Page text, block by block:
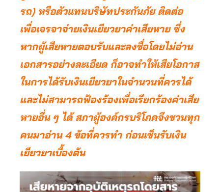
รถ) หรือตัวแทนบริษัทประกันภัย ติดต่อ
เพื่อเจรจาจ่ายเงินเยียวยาค่าเสียหาย ซึ่ง
หากผู้เสียหายตอบรับและลงชื่อโดยไม่อ่าน
เอกสารอย่างละเอียด ก็อาจทำให้เสียโอกาส
ในการได้รับเงินเยียวยาในจำนวนที่ควรได้
และไม่สามารถฟ้องร้องเพื่อเรียกร้องค่าเสีย
หายอื่น ๆ ได้ สภาผู้องค์กรบริโภคจึงชวนทุก
คนมาอ่าน 4 ข้อที่ควรทำ ก่อนเซ็นรับเงิน
เยียวยาเบื้องต้น